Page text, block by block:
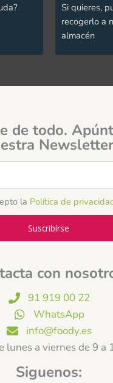
Si quieres,
recogerlo a
almacén
de todo.
Newsletter
la Política de
Suscribírse
con
91 919 00 22
WhatsApp
info@foody.es
lunes a viernes de 9 a
Siguenos: